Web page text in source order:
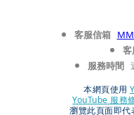
客服信箱
客
服務時間
本網頁使用
YouTube 服務
瀏覽此頁面即